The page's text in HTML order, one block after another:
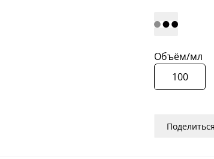
Объём/мл
100
Поделиться